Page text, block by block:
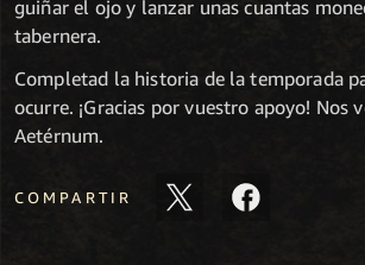
guiñar el ojo y lanzar unas cuantas
tabernera.
Completad la historia de la temporada
ocurre. ¡Gracias por vuestro apoyo! Nos
Aetérnum.
COMPARTIR